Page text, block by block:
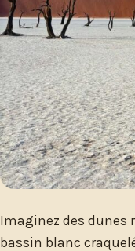
Imaginez des dunes
bassin blanc